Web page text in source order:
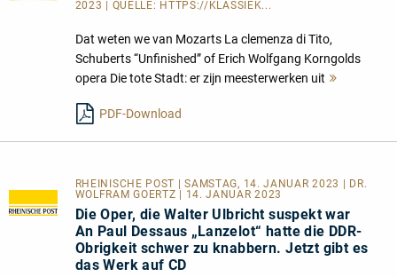
2023 | QUELLE: HTTPS://KLASSIEK...
Dat weten we van Mozarts La clemenza di Tito,
Schuberts “Unfinished” of Erich Wolfgang Korngolds
opera Die tote Stadt: er zijn meesterwerken uit
PDF-Download
RHEINISCHE POST | SAMSTAG, 14. JANUAR 2023 | DR.
WOLFRAM GOERTZ | 14. JANUAR 2023
Die Oper, die Walter Ulbricht suspekt war
An Paul Dessaus „Lanzelot“ hatte die DDR-
Obrigkeit schwer zu knabbern. Jetzt gibt es
das Werk auf CD